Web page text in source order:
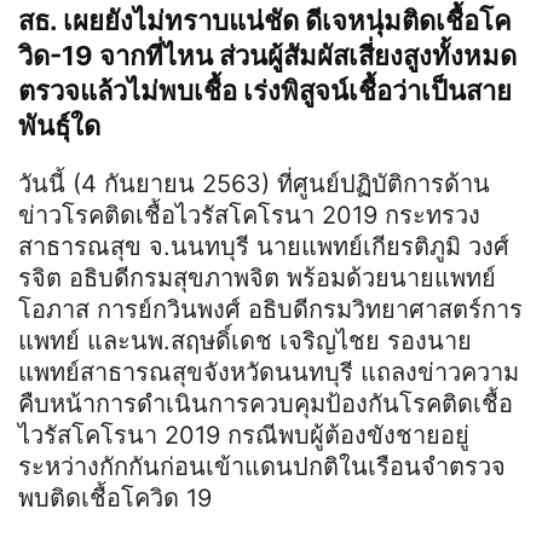
สธ. เผยยังไม่ทราบแน่ชัด ดีเจหนุ่มติดเชื้อโค
วิด-19 จากที่ไหน ส่วนผู้สัมผัสเสี่ยงสูงทั้งหมด
ตรวจแล้วไม่พบเชื้อ เร่งพิสูจน์เชื้อว่าเป็นสาย
พันธุ์ใด
วันนี้ (4 กันยายน 2563) ที่ศูนย์ปฏิบัติการด้าน
ข่าวโรคติดเชื้อไวรัสโคโรนา 2019 กระทรวง
สาธารณสุข จ.นนทบุรี นายแพทย์เกียรติภูมิ วงศ์
รจิต อธิบดีกรมสุขภาพจิต พร้อมด้วยนายแพทย์
โอภาส การย์กวินพงศ์ อธิบดีกรมวิทยาศาสตร์การ
แพทย์ และนพ.สฤษดิ์เดช เจริญไชย รองนาย
แพทย์สาธารณสุขจังหวัดนนทบุรี แถลงข่าวความ
คืบหน้าการดำเนินการควบคุมป้องกันโรคติดเชื้อ
ไวรัสโคโรนา 2019 กรณีพบผู้ต้องขังชายอยู่
ระหว่างกักกันก่อนเข้าแดนปกติในเรือนจำตรวจ
พบติดเชื้อโควิด 19